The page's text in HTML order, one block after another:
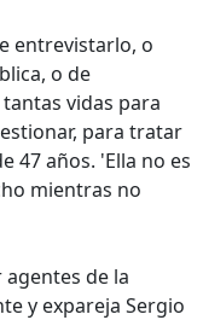
entrevistarlo, o
o de
vidas para
para tratar
47 años. 'Ella no es
mientras no
de la
y expareja Sergio